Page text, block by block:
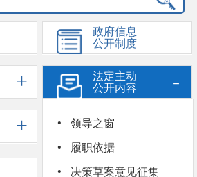
政府信息
公开制度
+
法定主动
公开内容
-
· 领导之窗
· 履职依据
决策草案意见征集
+
依申请公